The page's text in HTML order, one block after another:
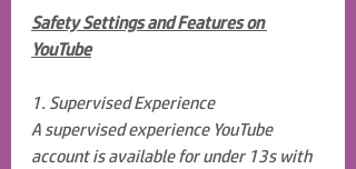
Safety Settings and Features on
YouTube
1. Supervised Experience
A supervised experience YouTube
account is available for under 13s with